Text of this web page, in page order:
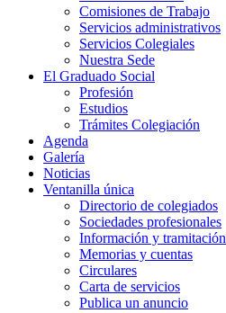
Comisiones de Trabajo
Servicios administrativos
Servicios Colegiales
Nuestra Sede
El Graduado Social
Profesión
Estudios
Trámites Colegiación
Agenda
Galería
Noticias
Ventanilla única
Directorio de colegiados
Sociedades profesionales
Información y tramitación
Memorias y cuentas
Circulares
Carta de servicios
Publica un anuncio